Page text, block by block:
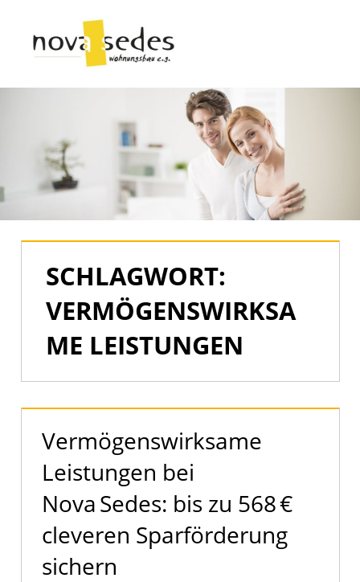
Inhalt
springen
Nova
Der
offizielle
SCHLAGWORT:
VERMÖGENSWIRKSA
ME LEISTUNGEN
Vermögenswirksame
Leistungen bei
Nova Sedes: bis zu 568 €
cleveren Sparförderung
sichern